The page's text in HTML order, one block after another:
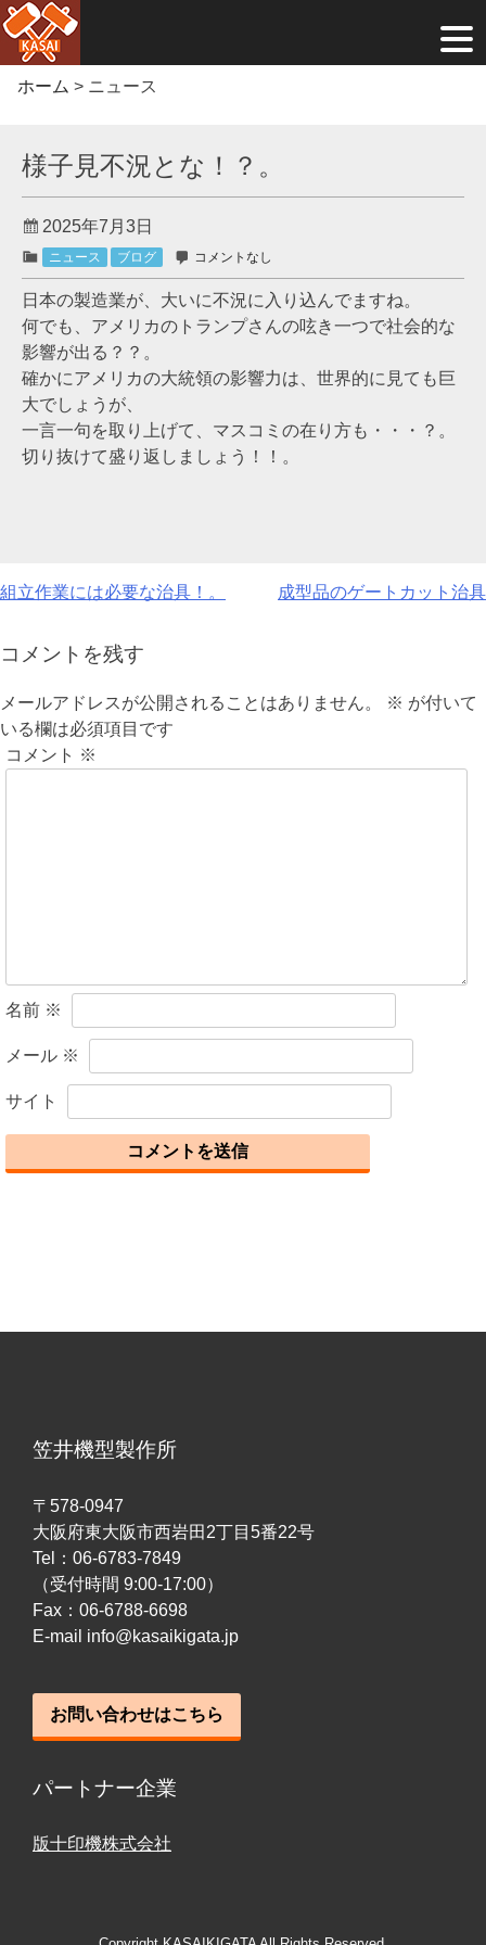
Skip
ホーム > ニュース
様子見不況とな！？。
2025年7月3日
ニュース ブログ コメントなし
日本の製造業が、大いに不況に入り込んでますね。
何でも、アメリカのトランプさんの呟き一つで社会的な
影響が出る？？。
確かにアメリカの大統領の影響力は、世界的に見ても巨
大でしょうが、
一言一句を取り上げて、マスコミの在り方も・・・？。
切り抜けて盛り返しましょう！！。
投
ビ
ゲ
組立作業には必要な治具！。 成型品のゲートカット治具
コメントを残す
メールアドレスが公開されることはありません。 ※ が付いて
いる欄は必須項目です
コメント ※
名前 ※
メール ※
サイト
笠井機型製作所
〒578-0947
大阪府東大阪市西岩田2丁目5番22号
Tel：06-6783-7849
（受付時間 9:00-17:00）
Fax：06-6788-6698
E-mail info@kasaikigata.jp
お問い合わせはこちら
パートナー企業
版十印機株式会社